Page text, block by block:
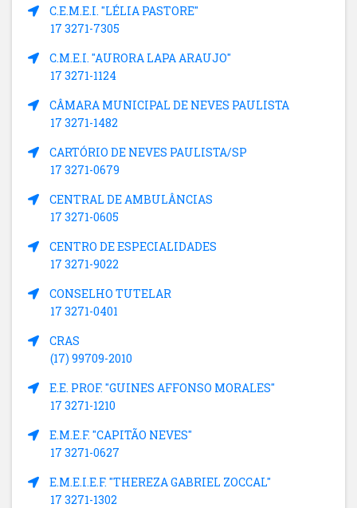
C.E.M.E.I. "LÉLIA PASTORE"
17 3271-7305
C.M.E.I. "AURORA LAPA ARAUJO"
17 3271-1124
CÂMARA MUNICIPAL DE NEVES PAULISTA
17 3271-1482
CARTÓRIO DE NEVES PAULISTA/SP
17 3271-0679
CENTRAL DE AMBULÂNCIAS
17 3271-0605
CENTRO DE ESPECIALIDADES
17 3271-9022
CONSELHO TUTELAR
17 3271-0401
CRAS
(17) 99709-2010
E.E. PROF. "GUINES AFFONSO MORALES"
17 3271-1210
E.M.E.F. "CAPITÃO NEVES"
17 3271-0627
E.M.E.I.E.F. "THEREZA GABRIEL ZOCCAL"
17 3271-1302